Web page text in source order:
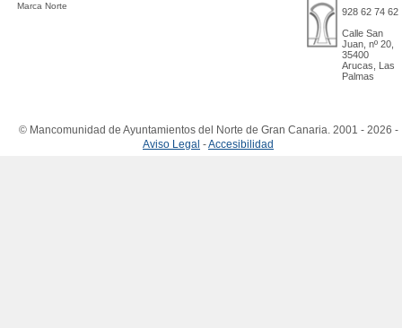
Marca Norte
928 62 74 62
Calle San
Juan, nº 20,
35400
Arucas, Las
Palmas
© Mancomunidad de Ayuntamientos del Norte de Gran Canaria. 2001 - 2026 -
Aviso Legal -Accesibilidad